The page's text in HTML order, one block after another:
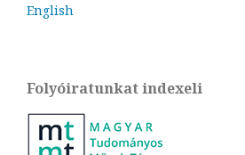
English
Folyóiratunkat indexeli